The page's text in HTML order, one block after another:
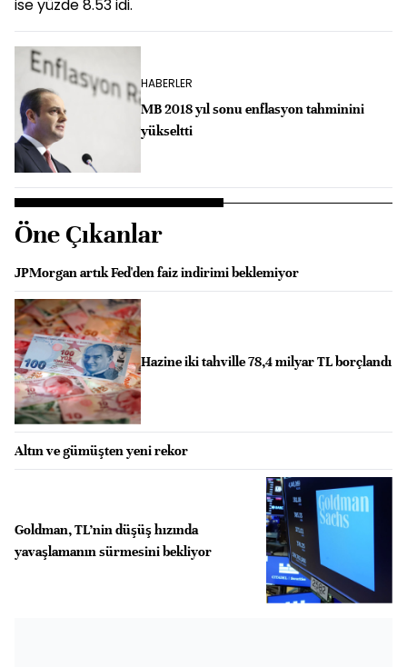
ise yüzde 8.53 idi.
HABERLER
MB 2018 yıl sonu enflasyon tahminini
yükseltti
Öne Çıkanlar
JPMorgan artık Fed'den faiz indirimi beklemiyor
Hazine iki tahville 78,4 milyar TL borçlandı
Altın ve gümüşten yeni rekor
Goldman, TL’nin düşüş hızında
yavaşlamanın sürmesini bekliyor